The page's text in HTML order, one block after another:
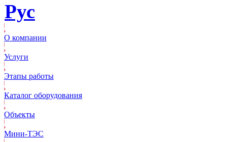
Рус
О компании
Услуги
Этапы работы
Каталог оборудования
Объекты
Mини-ТЭС